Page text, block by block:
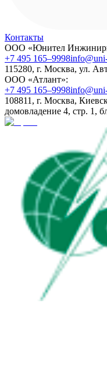
Контакты
ООО «Юнител
+7 495 165–9998
115280, г. Москва, ул.
ООО «Атлант»:
+7 495 165–9998
108811, г. Москва,
домовладение 4, стр. 1,